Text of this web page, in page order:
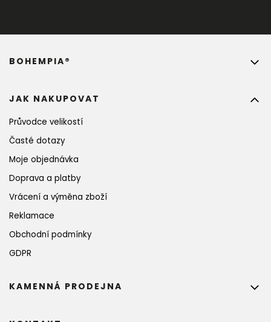
JAK NAKUPOVAT
Průvodce velikostí
Časté dotazy
Moje objednávka
Doprava a platby
Vrácení a výměna zboží
Reklamace
Obchodní podmínky
GDPR
BOHEMPIA®
KAMENNÁ PRODEJNA